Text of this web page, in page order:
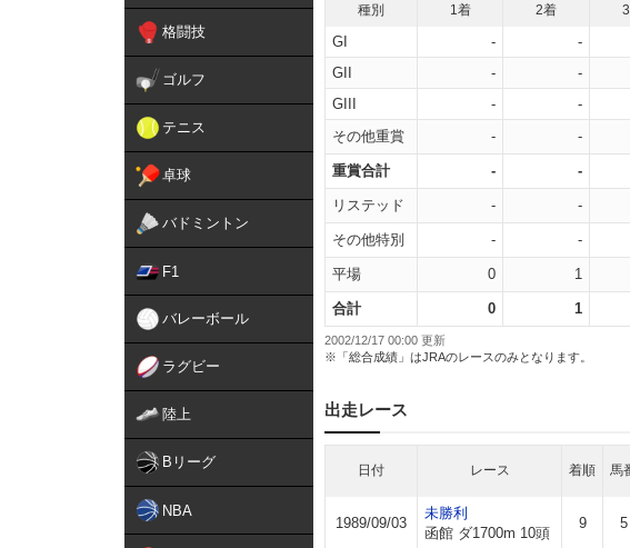
格闘技
ゴルフ
テニス
卓球
バドミントン
F1
バレーボール
ラグビー
陸上
Bリーグ
NBA
種別 1着 2着
GI - -
GII
- -
GIII
- -
その他重賞
- -
重賞合計 - -
リステッド - -
その他特別 - -
平場 0 1
合計 0 1
2002/12/17 00:00 更新
※「総合成績」はJRAのレースのみとなります。
出走レース
日付 レース 着順 馬
1989/09/03
未勝利
函館 ダ1700m 10頭
9 5